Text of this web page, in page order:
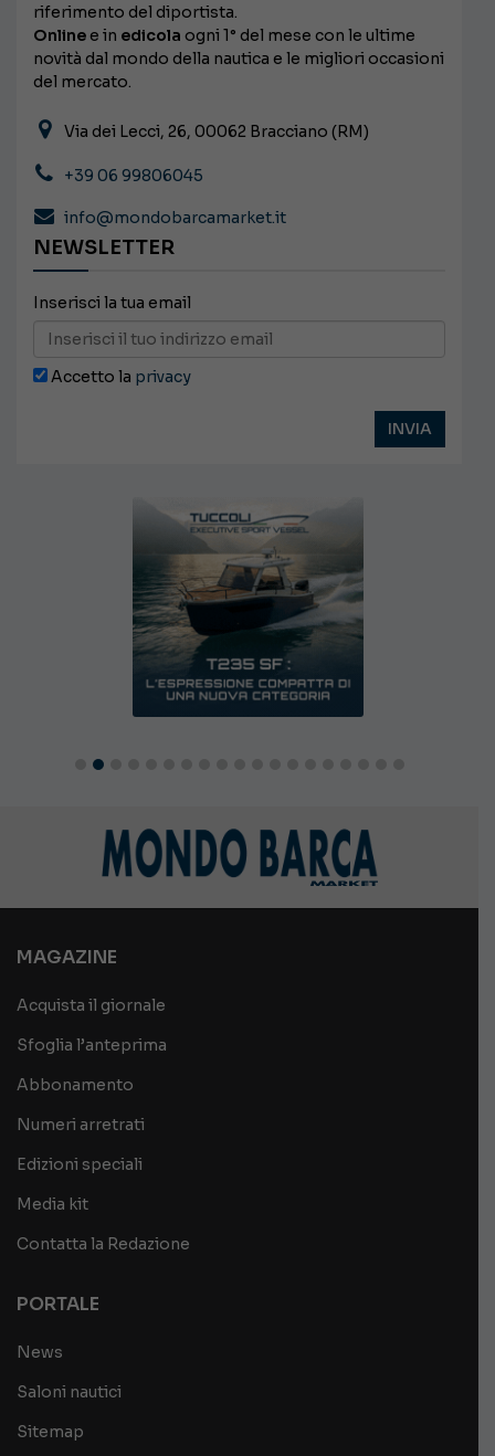
riferimento del diportista.
Online e in edicola ogni 1° del mese con le ultime
novità dal mondo della nautica e le migliori occasioni
del mercato.
Via dei Lecci, 26, 00062 Bracciano (RM)
+39 06 99806045
info@mondobarcamarket.it
NEWSLETTER
Inserisci la tua email
Accetto la privacy
MAGAZINE
Acquista il giornale
Sfoglia l’anteprima
Abbonamento
Numeri arretrati
Edizioni speciali
Media kit
Contatta la Redazione
PORTALE
News
Saloni nautici
Sitemap